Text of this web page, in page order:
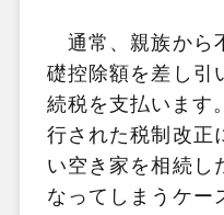
通常、親族から
礎控除額を差し引
続税を支払います
行された税制改正
い空き家を相続し
なってしまうケー